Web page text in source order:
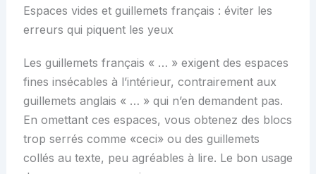
Espaces vides et guillemets français : éviter les
erreurs qui piquent les yeux
Les guillemets français « … » exigent des espaces
fines insécables à l’intérieur, contrairement aux
guillemets anglais « … » qui n’en demandent pas.
En omettant ces espaces, vous obtenez des blocs
trop serrés comme «ceci» ou des guillemets
collés au texte, peu agréables à lire. Le bon usage